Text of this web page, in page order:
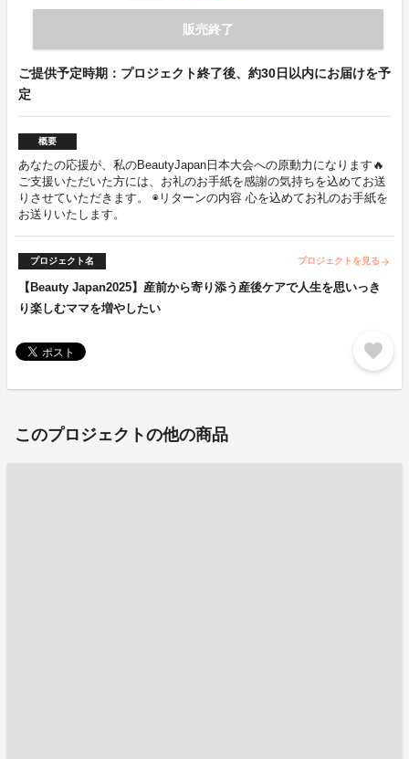
販売終了
ご提供予定時期：プロジェクト終了後、約30日以内にお届けを予
定
概要
あなたの応援が、私のBeautyJapan日本大会への原動力になります🔥
ご支援いただいた方には、お礼のお手紙を感謝の気持ちを込めてお送
りさせていただきます。 ◉リターンの内容 心を込めてお礼のお手紙を
お送りいたします。
プロジェクト名 プロジェクトを見る arrow_forward
【Beauty Japan2025】産前から寄り添う産後ケアで人生を思いっき
り楽しむママを増やしたい
favorite
このプロジェクトの他の商品